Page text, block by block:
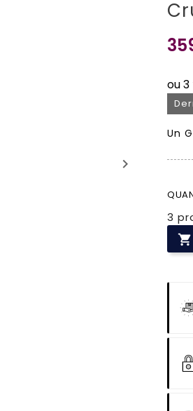
keyboard_arrow_right
Un
3
